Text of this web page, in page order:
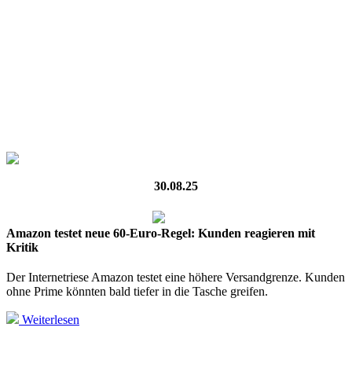
30.08.25
Amazon testet neue 60-Euro-Regel: Kunden reagieren mit
Kritik
Der Internetriese Amazon testet eine höhere Versandgrenze. Kunden
ohne Prime könnten bald tiefer in die Tasche greifen.
Weiterlesen